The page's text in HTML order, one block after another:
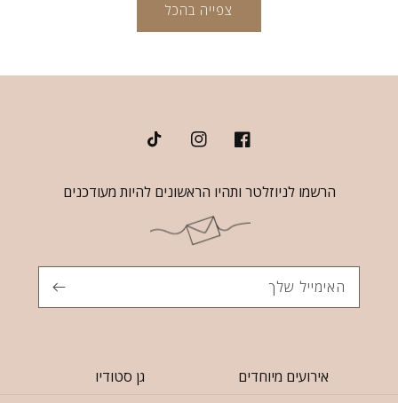
צפייה בהכל
Facebook
Instagram
TikTok
הרשמו לניוזלטר ותהיו הראשונים להיות מעודכנים
האימייל שלך
אירועים מיוחדים גן סטודיו